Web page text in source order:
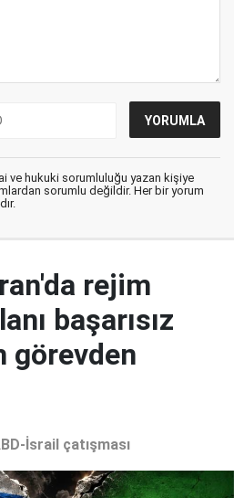
ve hukuki sorumluluğu yazan kişiye
sorumlu değildir. Her bir yorum
rejim
başarısız
görevden
İsrail çatışması